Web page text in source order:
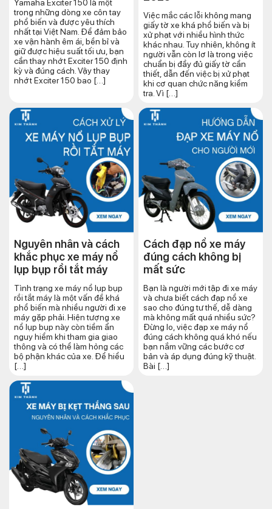
Yamaha Exciter 150 là một
trong những dòng xe côn tay
phổ biến và được yêu thích
nhất tại Việt Nam. Để đảm bảo
xe vận hành êm ái, bền bỉ và
giữ được hiệu suất tối ưu, bạn
cần thay nhớt Exciter 150 định
kỳ và đúng cách. Vậy thay
nhớt Exciter 150 bao […]
Việc mắc các lỗi không mang
giấy tờ xe khá phổ biến và bị
xử phạt với nhiều hình thức
khác nhau. Tuy nhiên, không ít
người vẫn còn lơ là trong việc
chuẩn bị đầy đủ giấy tờ cần
thiết, dẫn đến việc bị xử phạt
khi cơ quan chức năng kiểm
tra. Vì […]
Nguyên nhân và cách
khắc phục xe máy nổ
lụp bụp rồi tắt máy
Tình trạng xe máy nổ lụp bụp
rồi tắt máy là một vấn đề khá
phổ biến mà nhiều người đi xe
máy gặp phải. Hiện tượng xe
nổ lụp bụp này còn tiềm ẩn
nguy hiểm khi tham gia giao
thông và có thể làm hỏng các
bộ phận khác của xe. Để hiểu
[…]
Cách đạp nổ xe máy
đúng cách​ không bị
mất sức
Bạn là người mới tập đi xe máy
và chưa biết cách đạp nổ xe
sao cho đúng tư thế, dễ dàng
mà không mất quá nhiều sức?
Đừng lo, việc đạp xe máy nổ
đúng cách không quá khó nếu
bạn nắm vững các bước cơ
bản và áp dụng đúng kỹ thuật.
Bài […]